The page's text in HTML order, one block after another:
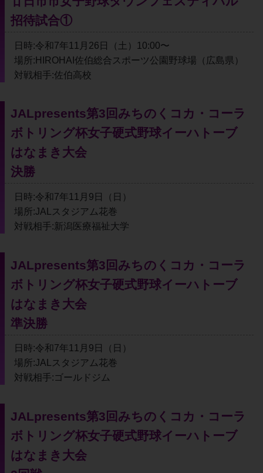
招待試合①
日時:令和7年11月26日（土）10:00〜
場所:HIROHAI佐伯総合スポーツ公園野球場（広島県）
対戦相手:佐伯高校
JALpresents第3回みちのくコカ・コーラ
ボトリング杯女子硬式野球イーハトーブ
はなまき大会
決勝
日時:令和7年11月9日（日）
場所:JALスタジアム花巻
対戦相手:新潟医療福祉大学
JALpresents第3回みちのくコカ・コーラ
ボトリング杯女子硬式野球イーハトーブ
はなまき大会
準決勝
日時:令和7年11月9日（日）
場所:JALスタジアム花巻
対戦相手:ゴールドジム
JALpresents第3回みちのくコカ・コーラ
ボトリング杯女子硬式野球イーハトーブ
はなまき大会